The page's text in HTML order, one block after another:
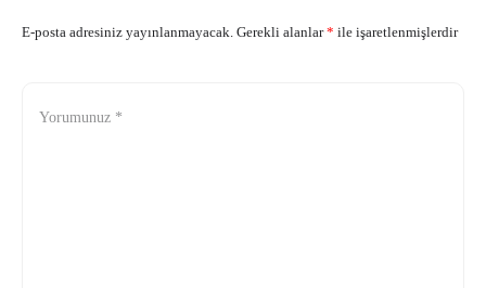
E-posta adresiniz yayınlanmayacak. Gerekli alanlar* ile işaretlenmişlerdir